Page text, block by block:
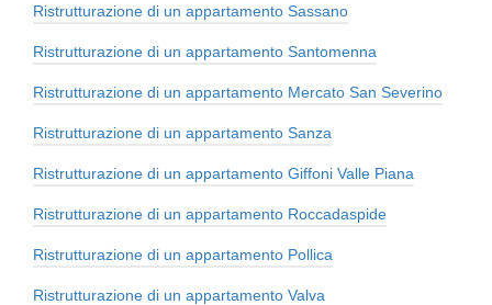
Ristrutturazione di un appartamento Sassano
Ristrutturazione di un appartamento Santomenna
Ristrutturazione di un appartamento Mercato San Severino
Ristrutturazione di un appartamento Sanza
Ristrutturazione di un appartamento Giffoni Valle Piana
Ristrutturazione di un appartamento Roccadaspide
Ristrutturazione di un appartamento Pollica
Ristrutturazione di un appartamento Valva